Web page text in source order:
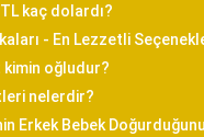
kaç dolardı?
- En Lezzetli
kimin oğludur?
nelerdir?
Erkek Bebek